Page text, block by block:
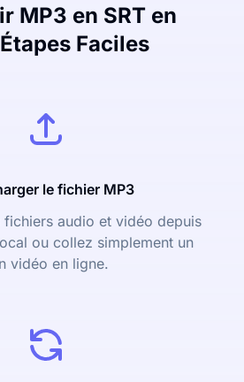
MP3 en SRT en
Faciles
le fichier MP3
fichiers audio et vidéo depuis
ou collez simplement un
vidéo en ligne.